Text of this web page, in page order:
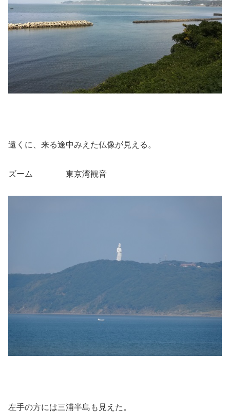
遠くに、来る途中みえた仏像が見える。
ズーム 東京湾観音
左手の方には三浦半島も見えた。